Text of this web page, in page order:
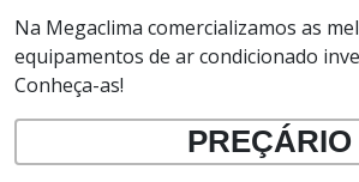
Na Megaclima comercializamos as
equipamentos de ar condicionado
Conheça-as!
PREÇÁRIO